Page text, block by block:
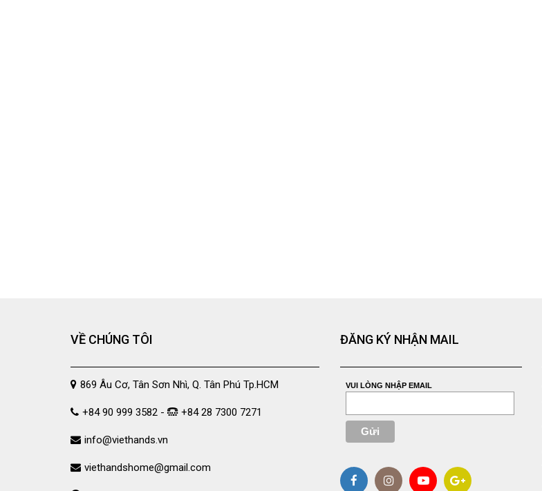
VỀ CHÚNG TÔI
869 Âu Cơ, Tân Sơn Nhì, Q. Tân Phú Tp.HCM
+84 90 999 3582 - +84 28 7300 7271
info@viethands.vn
viethandshome@gmail.com
ĐĂNG KÝ NHẬN MAIL
VUI LÒNG NHẬP EMAIL